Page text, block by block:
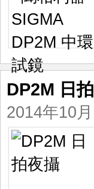
DP2M 日
2014年10